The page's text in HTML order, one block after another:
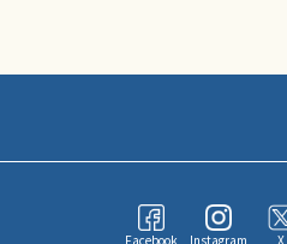
Facebook Instagram X